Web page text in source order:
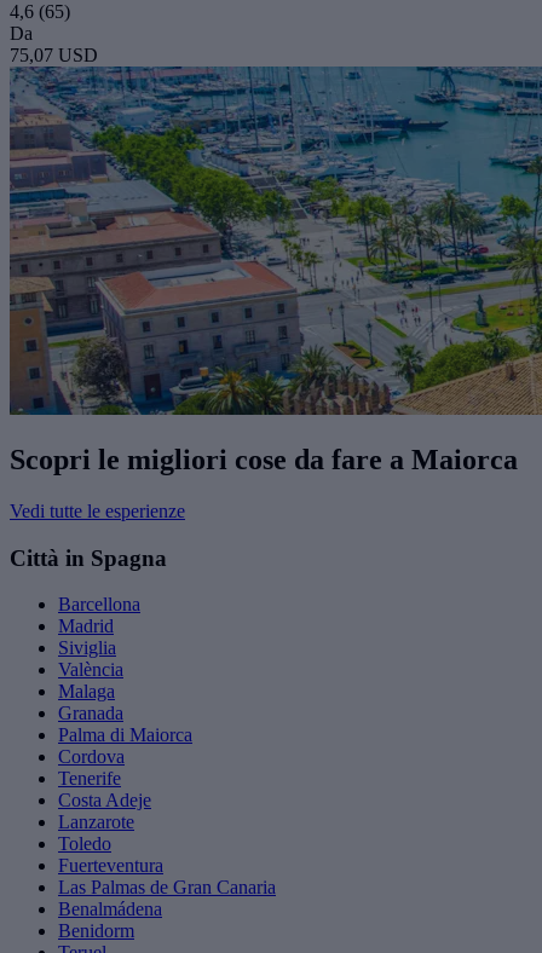
4,6 (65)
Da
75,07 USD
Scopri le migliori cose da fare a Maiorca
Vedi tutte le esperienze
Città in Spagna
Barcellona
Madrid
Siviglia
València
Malaga
Granada
Palma di Maiorca
Cordova
Tenerife
Costa Adeje
Lanzarote
Toledo
Fuerteventura
Las Palmas de Gran Canaria
Benalmádena
Benidorm